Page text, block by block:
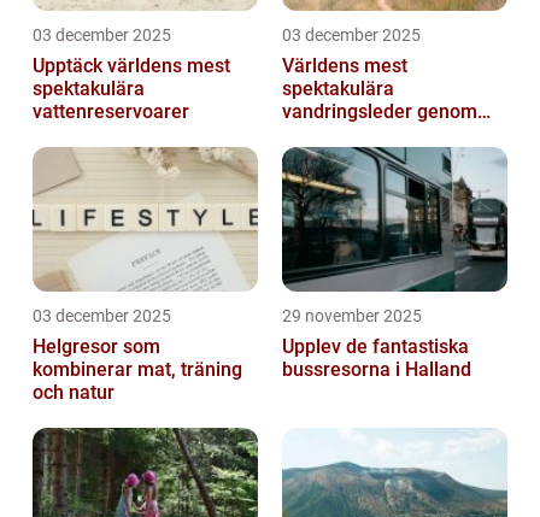
03 december 2025
Upptäck världens mest
spektakulära
vattenreservoarer
03 december 2025
Världens mest
spektakulära
vandringsleder genom
03 december 2025
Helgresor som
kombinerar mat, träning
och natur
29 november 2025
Upplev de fantastiska
bussresorna i Halland